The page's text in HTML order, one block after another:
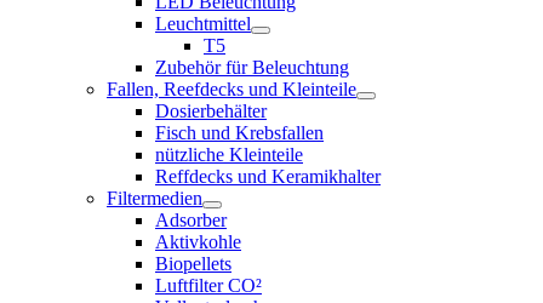
Leuchtmittel
T5
Zubehör für Beleuchtung
Fallen, Reefdecks und Kleinteile
Dosierbehälter
Fisch und Krebsfallen
nützliche Kleinteile
Reffdecks und Keramikhalter
Filtermedien
Adsorber
Aktivkohle
Biopellets
Luftfilter CO²